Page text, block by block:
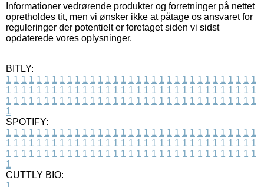
Informationer vedrørende produkter og forretninger på nettet
opretholdes tit, men vi ønsker ikke at påtage os ansvaret for
reguleringer der potentielt er foretaget siden vi sidst
opdaterede vores oplysninger.
BITLY:
1 1 1 1 1 1 1 1 1 1 1 1 1 1 1 1 1 1 1 1 1 1 1 1 1 1 1 1 1 1 1 1 1
1 1 1 1 1 1 1 1 1 1 1 1 1 1 1 1 1 1 1 1 1 1 1 1 1 1 1 1 1 1 1 1 1
1 1 1 1 1 1 1 1 1 1 1 1 1 1 1 1 1 1 1 1 1 1 1 1 1 1 1 1 1 1 1 1 1
1
SPOTIFY:
1 1 1 1 1 1 1 1 1 1 1 1 1 1 1 1 1 1 1 1 1 1 1 1 1 1 1 1 1 1 1 1 1
1 1 1 1 1 1 1 1 1 1 1 1 1 1 1 1 1 1 1 1 1 1 1 1 1 1 1 1 1 1 1 1 1
1 1 1 1 1 1 1 1 1 1 1 1 1 1 1 1 1 1 1 1 1 1 1 1 1 1 1 1 1 1 1 1 1
1
CUTTLY BIO: